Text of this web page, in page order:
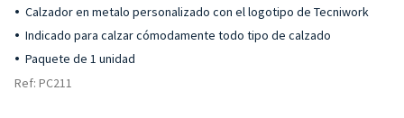
Calzador en metalo personalizado con el logotipo de Tecniwork
Indicado para calzar cómodamente todo tipo de calzado
Paquete de 1 unidad
Ref: PC211